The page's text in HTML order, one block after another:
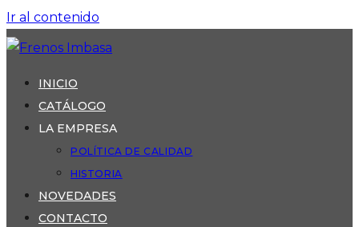
Ir al contenido
INICIO
CATÁLOGO
LA EMPRESA
POLÍTICA DE CALIDAD
HISTORIA
NOVEDADES
CONTACTO